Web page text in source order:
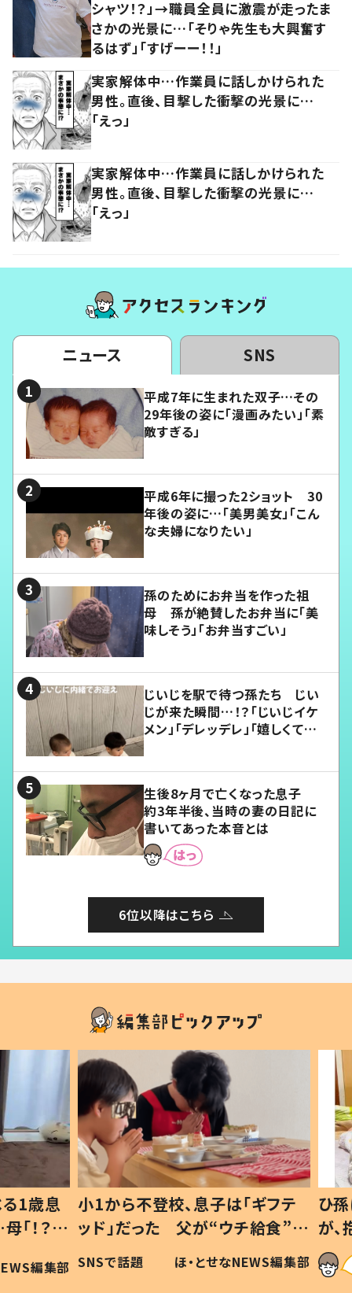
シャツ！？」→職員全員に激震が走ったま
さかの光景に…「そりゃ先生も大興奮す
るはず」「すげーー！！」
実家解体中…作業員に話しかけられた
男性。直後、目撃した衝撃の光景に…
「えっ」
実家解体中…作業員に話しかけられた
男性。直後、目撃した衝撃の光景に…
「えっ」
ニュース SNS
平成7年に生まれた双子…その
29年後の姿に「漫画みたい」「素
敵すぎる」
平成6年に撮った2ショット 30
年後の姿に…「美男美女」「こん
な夫婦になりたい」
孫のためにお弁当を作った祖
母 孫が絶賛したお弁当に「美
味しそう」「お弁当すごい」
じいじを駅で待つ孫たち じい
じが来た瞬間…！？「じいじイケ
メン」「デレッデレ」「嬉しくて可
生後8ヶ月で亡くなった息子
約3年半後、当時の妻の日記に
書いてあった本音とは
6位以降はこちら
歳息
？」
編集部
小1から不登校、息子は「ギフテ
ッド」だった 父が“ウチ給食”を
作り続ける理由とは #令和の親
#令和の子
SNSで話題 ほ・とせなNEWS編集部
ひ孫
が、抱
「涙が
い」